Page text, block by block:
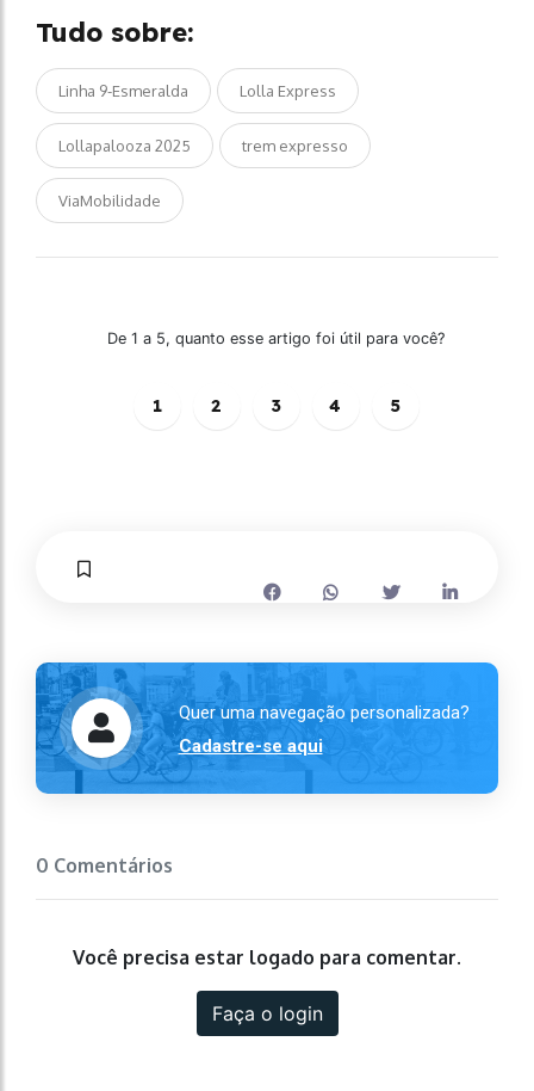
Tudo sobre:
Linha 9-Esmeralda Lolla Express
Lollapalooza 2025 trem expresso
ViaMobilidade
De 1 a 5, quanto esse artigo foi útil para você?
1 2 3 4 5
Quer uma navegação personalizada?
Cadastre-se aqui
0 Comentários
Você precisa estar logado para comentar.
Faça o login